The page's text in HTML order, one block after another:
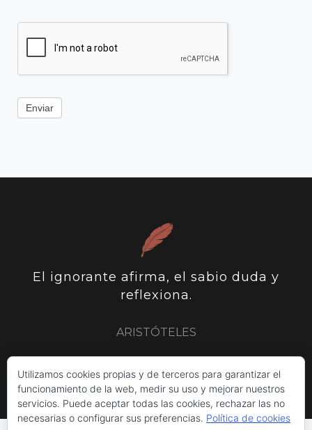
Enviar
El ignorante afirma, el sabio duda y
reflexiona.
ARISTÓTELES
ARISTÓTELES PLUTARCO SIR FRANCIS BACON
Utilizamos cookies propias y de terceros para garantizar el
funcionamiento de la web, medir su uso y mejorar nuestros
servicios. Puede aceptar todas las cookies, rechazar las no
necesarias o configurar sus preferencias. Política de cookies